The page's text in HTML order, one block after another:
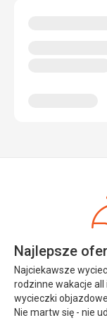
Najlepsze
Najciekawsze
rodzinne wakacje
wycieczki
Nie martw się - nie